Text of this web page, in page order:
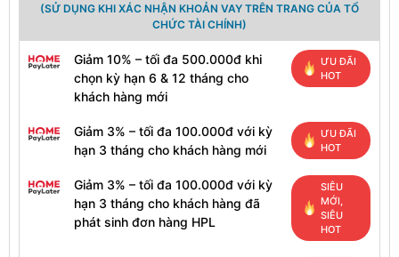
(SỬ DỤNG KHI XÁC NHẬN KHOẢN VAY TRÊN TRANG CỦA TỔ
CHỨC TÀI CHÍNH)
Giảm 10% – tối đa 500.000đ khi
chọn kỳ hạn 6 & 12 tháng cho
khách hàng mới
ƯU ĐÃI
HOT
Giảm 3% – tối đa 100.000đ với kỳ
hạn 3 tháng cho khách hàng mới
ƯU ĐÃI
HOT
Giảm 3% – tối đa 100.000đ với kỳ
hạn 3 tháng cho khách hàng đã
phát sinh đơn hàng HPL
SIÊU
MỚI,
SIÊU
HOT